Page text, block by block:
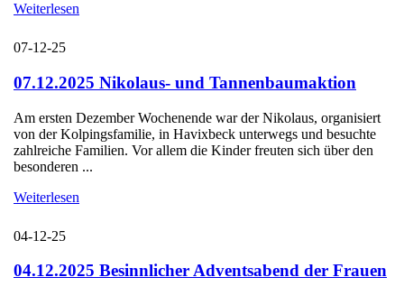
Weiterlesen
07-12-25
07.12.2025 Nikolaus- und Tannenbaumaktion
Am ersten Dezember Wochenende war der Nikolaus, organisiert
von der Kolpingsfamilie, in Havixbeck unterwegs und besuchte
zahlreiche Familien. Vor allem die Kinder freuten sich über den
besonderen ...
Weiterlesen
04-12-25
04.12.2025 Besinnlicher Adventsabend der Frauen